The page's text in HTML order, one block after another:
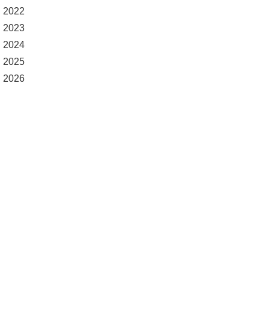
2022
2023
2024
2025
2026